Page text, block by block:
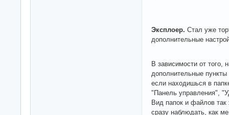
Эксплоер. Стал уже
дополнительные
В зависимости от того,
дополнительные
если находишься в
"Панель управления",
Вид папок и файлов
сразу наблюдать, как